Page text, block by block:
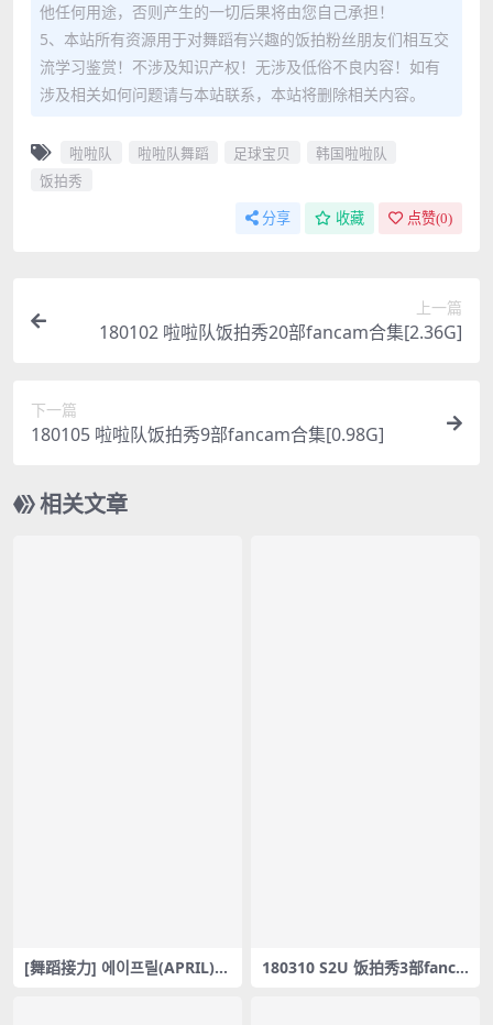
他任何用途，否则产生的一切后果将由您自己承担！
5、本站所有资源用于对舞蹈有兴趣的饭拍粉丝朋友们相互交
流学习鉴赏！不涉及知识产权！无涉及低俗不良内容！如有
涉及相关如何问题请与本站联系，本站将删除相关内容。
啦啦队 啦啦队舞蹈 足球宝贝
韩国啦啦队
饭拍秀
分享 收藏 点赞(0)
上一篇
180102 啦啦队饭拍秀20部fancam合集[2.36G]
下一篇
180105 啦啦队饭拍秀9部fancam合集[0.98G]
相关文章
[舞蹈接力] 에이프릴(APRIL) –
180310 S2U 饭拍秀3部fanca